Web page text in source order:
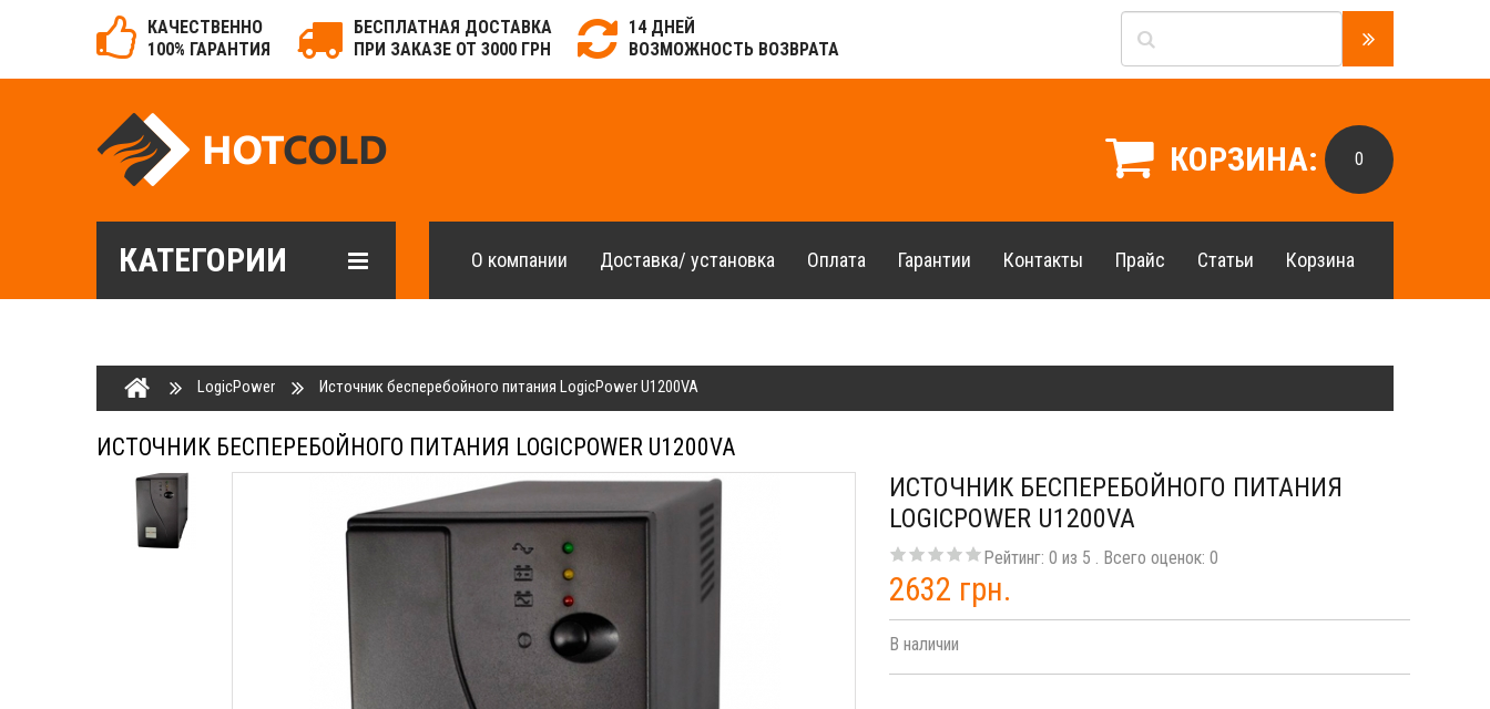
КАЧЕСТВЕННО
100% ГАРАНТИЯ
БЕСПЛАТНАЯ ДОСТАВКА
ПРИ ЗАКАЗЕ ОТ 3000 ГРН
14 ДНЕЙ
ВОЗМОЖНОСТЬ ВОЗВРАТА
КОРЗИНА: 0
КАТЕГОРИИ О компании Доставка/ установка Оплата Гарантии Контакты Прайс Статьи Корзина
LogicPower Источник бесперебойного питания LogicPower U1200VA
ИСТОЧНИК БЕСПЕРЕБОЙНОГО ПИТАНИЯ LOGICPOWER U1200VA
ИСТОЧНИК БЕСПЕРЕБОЙНОГО ПИТАНИЯ
LOGICPOWER U1200VA
Рейтинг: 0 из 5 . Всего оценок: 0
2632 грн.
В наличии